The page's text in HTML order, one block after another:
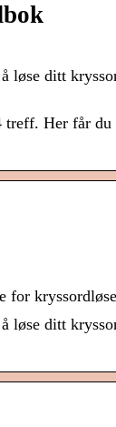
ditt
Her får du
for
ditt